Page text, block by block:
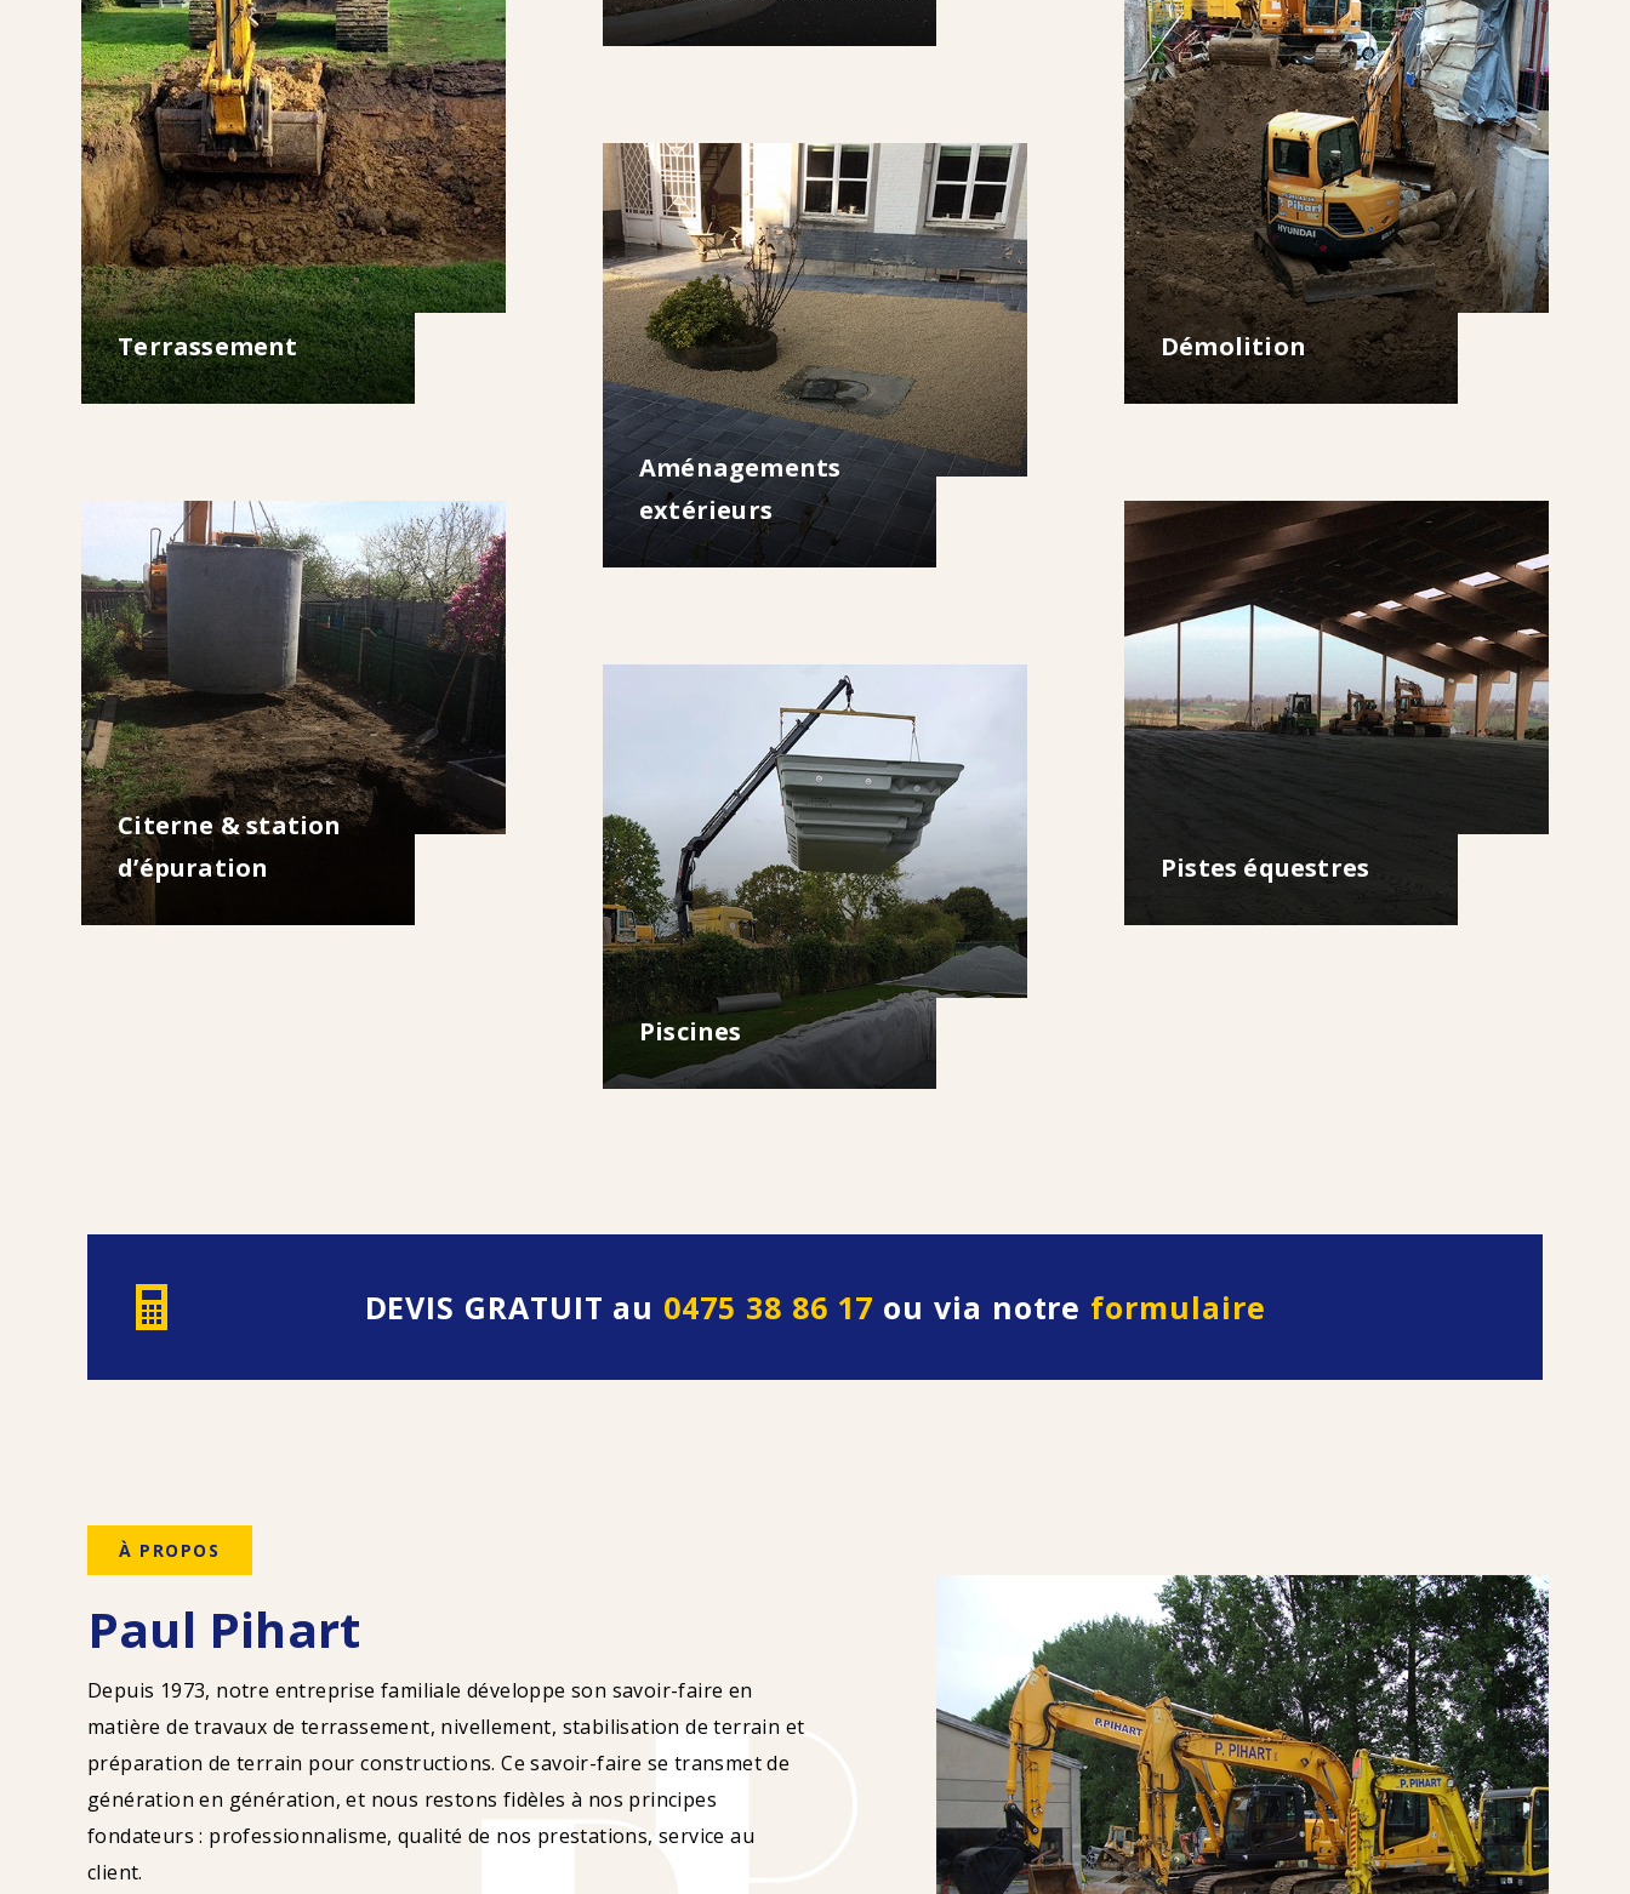
Terrassement Démolition
Citerne & station
d’épuration
Aménagements
extérieurs
Pistes équestres
Piscines
DEVIS GRATUIT au 0475 38 86 17 ou via notre formulaire
À PROPOS
Paul Pihart
Depuis 1973, notre entreprise familiale développe son savoir-faire en
matière de travaux de terrassement, nivellement, stabilisation de terrain et
préparation de terrain pour constructions. Ce savoir-faire se transmet de
génération en génération, et nous restons fidèles à nos principes
fondateurs : professionnalisme, qualité de nos prestations, service au
client.